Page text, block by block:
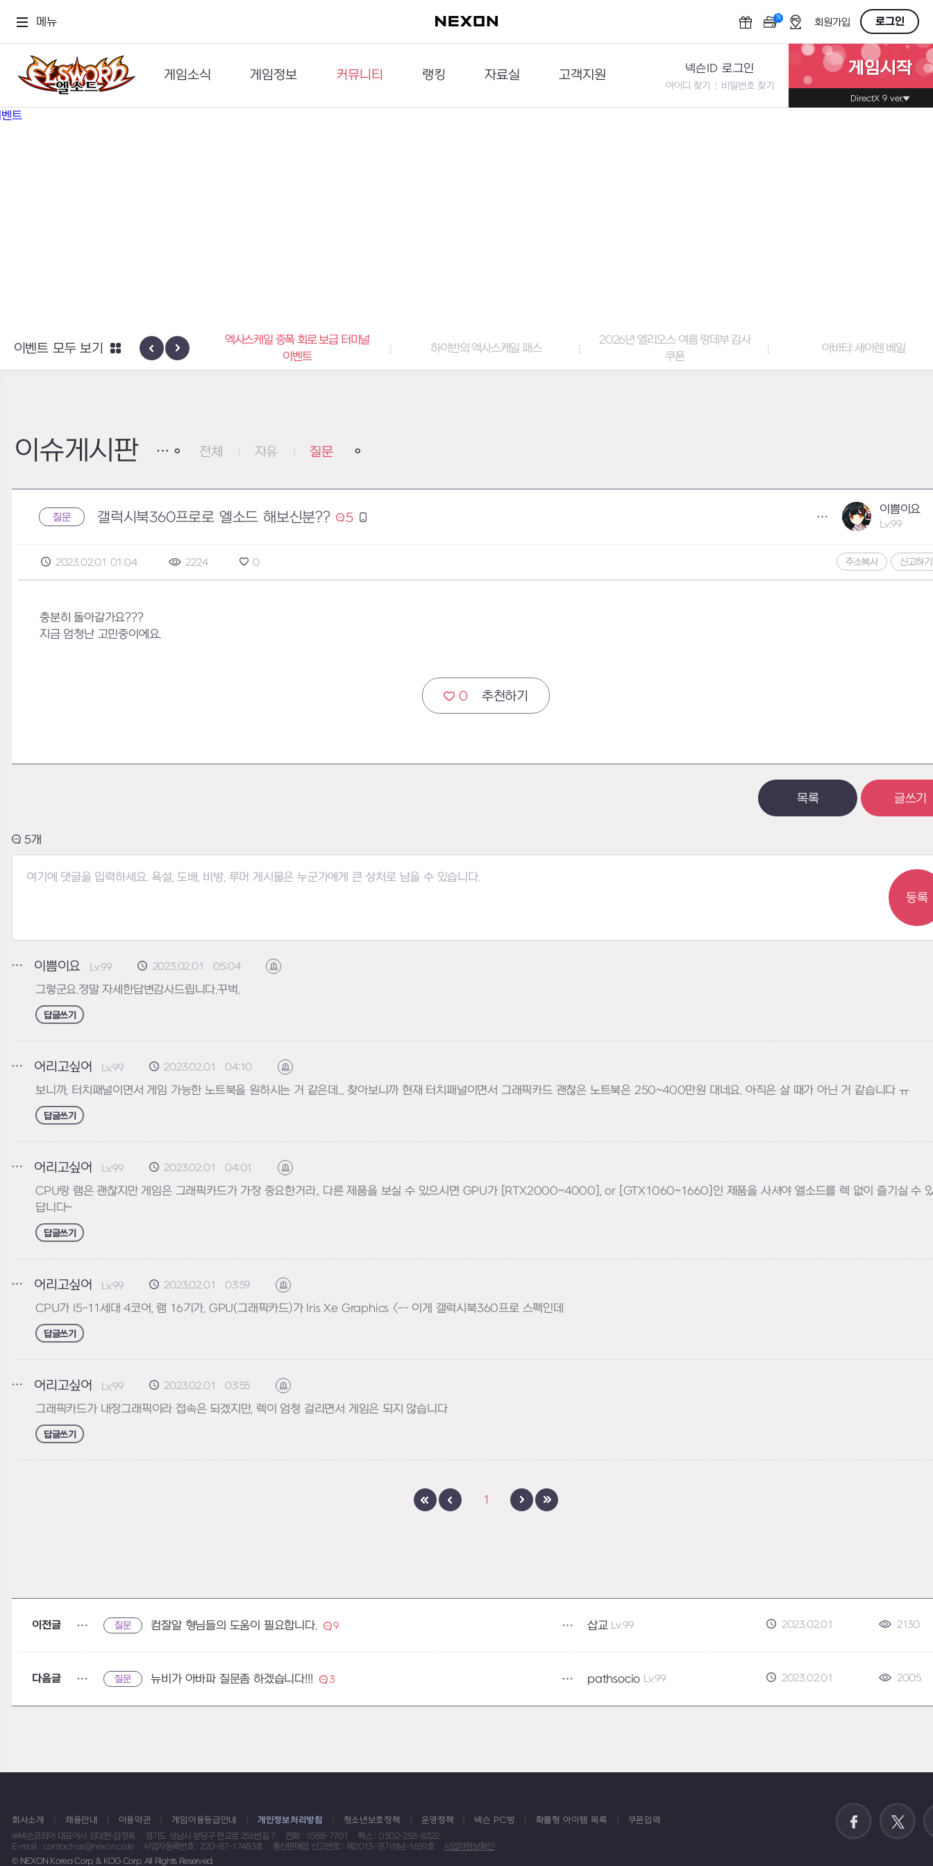
메뉴 N OFF회원가입 로그인
게임소식
공지사항
게임정보
세계관
커뮤니티
이슈게시판
랭킹
던전랭킹
자료실
다운로드
고객지원
문의하기
넥슨ID 로그인
아이디 찾기 비밀번호 찾기
게임시작
DirectX 9 ver.
신규 지역 네블론
엑사스케일 증폭 회로 보급 터미널
이벤트
하이반의 엑사스케일 패스
2026년 엘리오스 여름 랑데부 감사
쿠폰
아바타: 세이렌 베일
이벤트 모두 보기
이슈게시판 전체 자유 질문
질문 갤럭시북360프로로 엘소드 해보신분?? 5
이쁨이요
Lv.99
2023.02.01 01:04 2224 0 주소복사 신고하기
충분히 돌아갈가요???
지금 엄청난 고민중이에요.
0 추천하기
목록 글쓰기
5
등록
이쁨이요 Lv.99 2023.02.01 05:04 신고하기
그렇군요.정말 자세한답변감사드립니다.꾸벅.
답글쓰기
어리고싶어 Lv.99 2023.02.01 04:10 신고하기
보니까, 터치패널이면서 게임 가능한 노트북을 원하시는 거 같은데... 찾아보니까 현재 터치패널이면서 그래픽카드 괜찮은 노트북은 250~400만원 대네요. 아직은 살 때가 아닌 거 같습니다 ㅠ
답글쓰기
어리고싶어 Lv.99 2023.02.01 04:01 신고하기
CPU랑 램은 괜찮지만 게임은 그래픽카드가 가장 중요한거라.. 다른 제품을 보실 수 있으시면 GPU가 [RTX2000~4000], or [GTX1060~1660]인 제품을 사셔야 엘소드를 렉 없이 즐기실 수
답니다~
답글쓰기
어리고싶어 Lv.99 2023.02.01 03:59 신고하기
CPU가 I5-11세대 4코어, 램 16기가, GPU(그래픽카드)가 lris Xe Graphics <-- 이게 갤럭시북360프로 스펙인데
답글쓰기
어리고싶어 Lv.99 2023.02.01 03:55 신고하기
그래픽카드가 내장그래픽이라 접속은 되겠지만, 렉이 엄청 걸리면서 게임은 되지 않습니다
답글쓰기
1
이전글 질문 컴잘알 형님들의 도움이 필요합니다. 9 삽교 Lv.99 2023.02.01 2130
다음글 질문 뉴비가 아바파 질문좀 하겠습니다!!! 3 pathsocio Lv.99 2023.02.01 2005
회사소개 채용안내 이용약관 게임이용등급안내 개인정보처리방침 청소년보호정책 운영정책 넥슨 PC방 확률형 아이템 목록
쿠폰입력
㈜넥슨코리아 대표이사 강대현·김정욱
경기도 성남시 분당구 판교로 256번길 7 전화 : 1588-7701
팩스 : 0502-258-8322
E-mail : contact-us@nexon.co.kr
사업자등록번호 : 220-87-17483호 통신판매업 신고번호 : 제2013-경기성남-1659호
사업자정보확인
© NEXON Korea Corp. & KOG Corp. All Rights Reserved.